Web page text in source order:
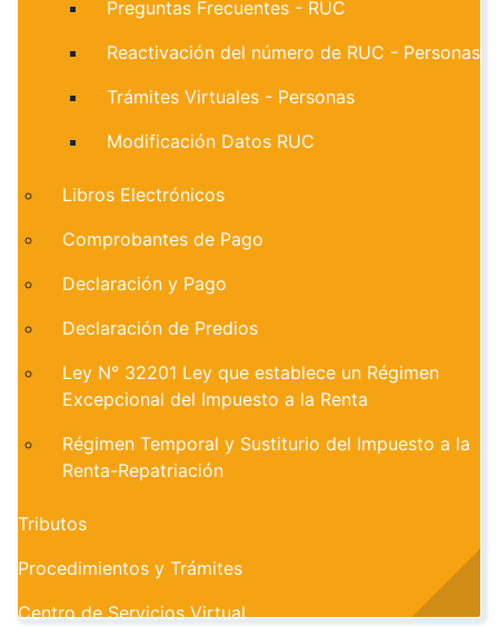
Preguntas Frecuentes - RUC
Reactivación del número de RUC - Personas
Trámites Virtuales - Personas
Modificación Datos RUC
Libros Electrónicos
Comprobantes de Pago
Declaración y Pago
Declaración de Predios
Ley N° 32201 Ley que establece un Régimen
Excepcional del Impuesto a la Renta
Régimen Temporal y Sustiturio del Impuesto a la
Renta-Repatriación
Tributos
Procedimientos y Trámites
Centro de Servicios Virtual